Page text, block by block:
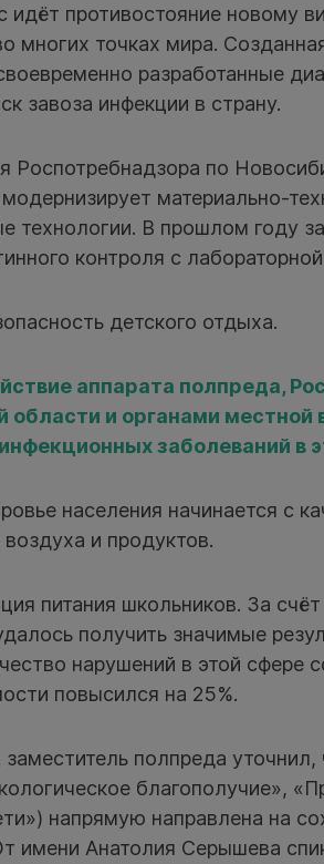
противостояние новому
многих точках мира.
разработанные
завоза инфекции в страну.
Роспотребнадзора по
материально-
технологии. В прошлом году
контроля с
детского отдыха.
аппарата полпреда,
и органами местной
заболеваний в
населения начинается с
и продуктов.
питания школьников. За
получить значимые
нарушений в этой сфере
повысился на 25%.
полпреда уточнил,
благополучие»,
напрямую направлена на
имени Анатолия Серышева